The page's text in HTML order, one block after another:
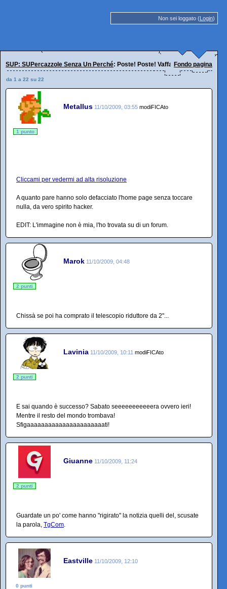
Non sei loggato (Login)
SUP: SUPercazzole Senza Un Perché: Poste! Poste! Vaffankulo!!!Fondo pagina
da 1 a 22 su 22
Metallus 11/10/2009, 03:55 modiFICAto
1 punto
Cliccami per vedermi ad alta risoluzione
A quanto pare hanno solo defacciato l'home page senza toccare
nulla, da vero spirito hacker.
EDIT: L'immagine non è mia, l'ho trovata su di un forum.
Marok 11/10/2009, 04:48
2 punti
Chissà se poi ha comprato il telescopio riduttore da 2"...
Lavinia 11/10/2009, 10:11 modiFICAto
2 punti
E sai quando è successo? Sabato seeeeeeeeeeera ovvero ieri!
Mentre il resto del mondo trombava!
Sfigaaaaaaaaaaaaaaaaaaaaaati!
Giuanne 11/10/2009, 11:24
2 punti
Guardate un po' come hanno "rigirato" la notizia quelli del, scusate
la parola, TgCom.
Eastville 11/10/2009, 12:10
0 punti